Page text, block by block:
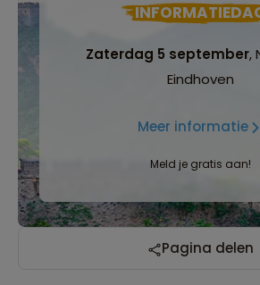
Zaterdag 5 september,
Eindhoven
Meer informatie
Meld je gratis aan!
Pagina delen